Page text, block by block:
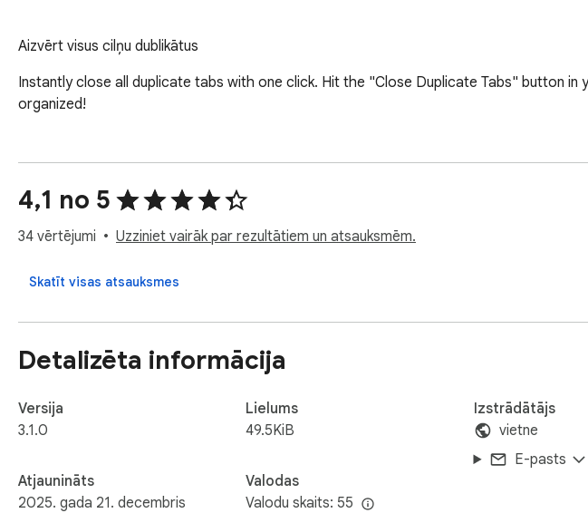
Aizvērt visus cilņu dublikātus
Instantly close all duplicate tabs with one click. Hit the "Close Duplicate Tabs" button
organized!
4,1 no 5
34 vērtējumi Uzziniet vairāk par rezultātiem un atsauksmēm.
Skatīt visas atsauksmes
Detalizēta informācija
Versija
3.1.0
Atjaunināts
2025. gada 21. decembris
Lielums
49.5KiB
Valodas
Valodu skaits: 55
Izstrādātājs
vietne
E-pasts